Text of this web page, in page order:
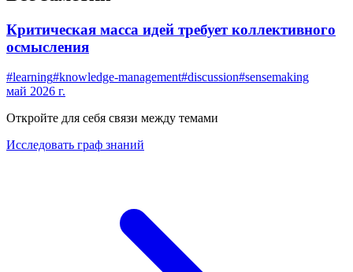
Критическая масса идей требует коллективного
осмысления
#learning#knowledge-management#discussion#sensemaking
май 2026 г.
Откройте для себя связи между темами
Исследовать граф знаний